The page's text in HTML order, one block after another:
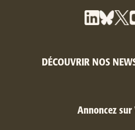
DÉCOUVRIR NOS
Annoncez sur